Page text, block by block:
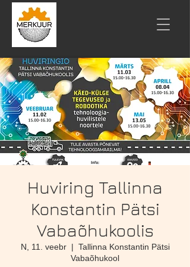
Huviring Tallinna
Konstantin Pätsi
Vabaõhukoolis
N, 11. veebr
  |
Tallinna Konstantin Pätsi
Vabaõhukool